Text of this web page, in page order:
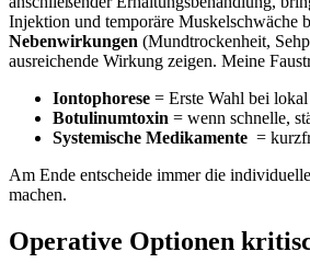
Injektion und temporäre Muskelschwäche
Nebenwirkungen (Mundtrockenheit,
ausreichende Wirkung ⁤zeigen. ​Meine
Iontophorese = Erste Wahl bei
Botulinumtoxin = wenn schnelle,
Systemische Medikamente
=
Am Ende ⁣entscheide ‍immer die
machen.
Operative Optionen